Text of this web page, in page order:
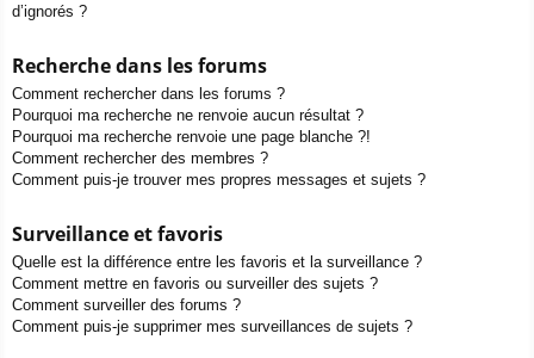
d’ignorés ?
Recherche dans les forums
Comment rechercher dans les forums ?
Pourquoi ma recherche ne renvoie aucun résultat ?
Pourquoi ma recherche renvoie une page blanche ?!
Comment rechercher des membres ?
Comment puis-je trouver mes propres messages et sujets ?
Surveillance et favoris
Quelle est la différence entre les favoris et la surveillance ?
Comment mettre en favoris ou surveiller des sujets ?
Comment surveiller des forums ?
Comment puis-je supprimer mes surveillances de sujets ?